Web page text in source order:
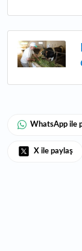
WhatsApp ile
X ile paylaş